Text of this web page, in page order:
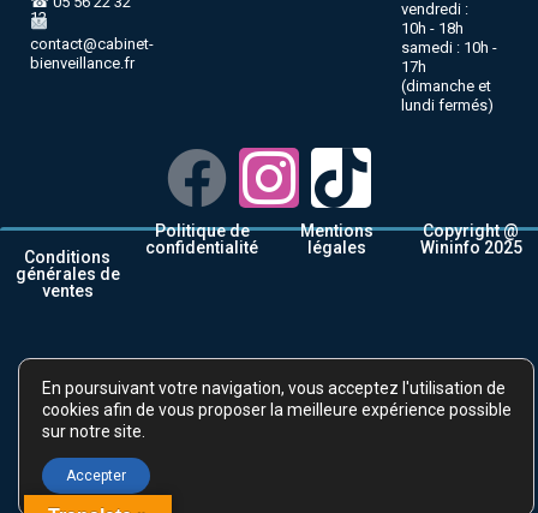
12
contact@cabinet-
bienveillance.fr
vendredi :
10h - 18h
samedi : 10h -
17h
(dimanche et
lundi fermés)
Conditions
générales de
ventes
Politique de
confidentialité
Mentions
légales
Copyright @
Wininfo 2025
En poursuivant votre navigation, vous acceptez l'utilisation de
cookies afin de vous proposer la meilleure expérience possible
sur notre site.
Accepter